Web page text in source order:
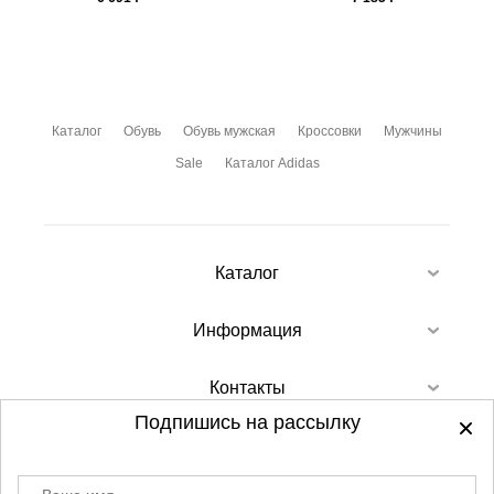
Каталог Обувь Обувь мужская Кроссовки Мужчины
Sale Каталог Adidas
Каталог
Информация
Контакты
Подпишись на рассылку